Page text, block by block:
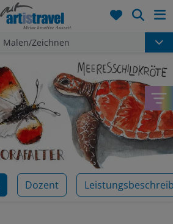
Malen/Zeichnen
Dozent